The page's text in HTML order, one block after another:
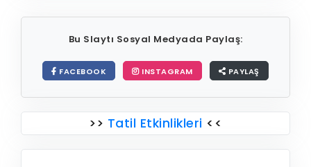
Bu Slaytı Sosyal Medyada Paylaş:
FACEBOOK INSTAGRAM PAYLAŞ
>> Tatil Etkinlikleri <<